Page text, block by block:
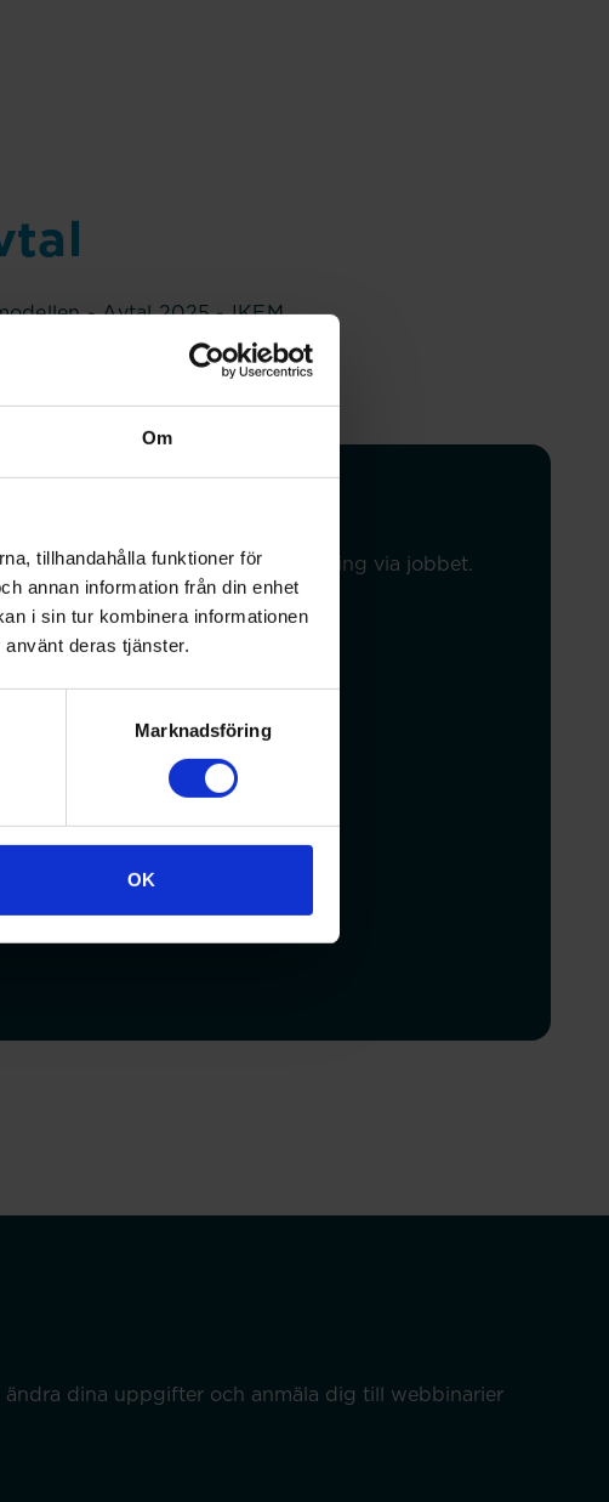
Om
tillhandahålla funktioner för
annan information från din enhet
i sin tur kombinera informationen
deras tjänster.
Marknadsföring
OK
- Avtal 2025 - IKEM
har du pension och försäkring via jobbet.
ändra dina uppgifter och anmäla dig till webbinarier